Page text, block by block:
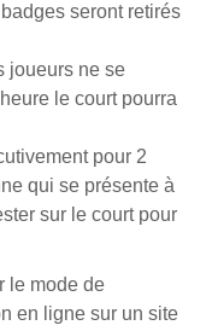
seront retirés
joueurs ne se
le court pourra
pour 2
qui se présente à
sur le court pour
le mode de
en ligne sur un site